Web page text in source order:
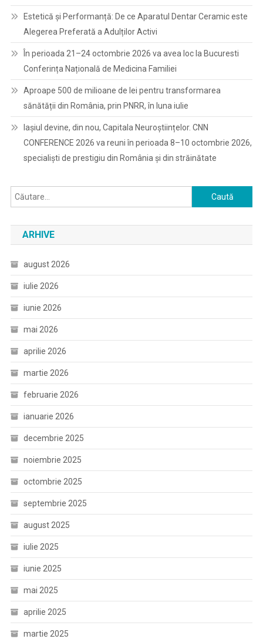
Estetică și Performanță: De ce Aparatul Dentar Ceramic este
Alegerea Preferată a Adulților Activi
În perioada 21–24 octombrie 2026 va avea loc la Bucuresti
Conferința Națională de Medicina Familiei
Aproape 500 de milioane de lei pentru transformarea
sănătății din România, prin PNRR, în luna iulie
Iașiul devine, din nou, Capitala Neuroștiințelor. CNN
CONFERENCE 2026 va reuni în perioada 8–10 octombrie 2026,
specialiști de prestigiu din România și din străinătate
Caută
după:
ARHIVE
august 2026
iulie 2026
iunie 2026
mai 2026
aprilie 2026
martie 2026
februarie 2026
ianuarie 2026
decembrie 2025
noiembrie 2025
octombrie 2025
septembrie 2025
august 2025
iulie 2025
iunie 2025
mai 2025
aprilie 2025
martie 2025